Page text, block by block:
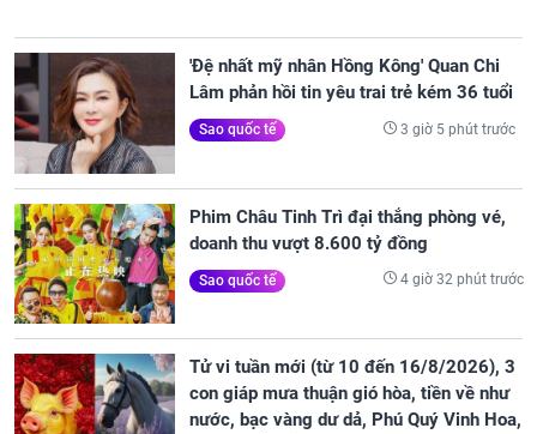
'Đệ nhất mỹ nhân Hồng Kông' Quan Chi
Lâm phản hồi tin yêu trai trẻ kém 36 tuổi
Sao quốc tế 3 giờ 5 phút trước
Phim Châu Tinh Trì đại thắng phòng vé,
doanh thu vượt 8.600 tỷ đồng
Sao quốc tế 4 giờ 32 phút trước
Tử vi tuần mới (từ 10 đến 16/8/2026), 3
con giáp mưa thuận gió hòa, tiền về như
nước, bạc vàng dư dả, Phú Quý Vinh Hoa,